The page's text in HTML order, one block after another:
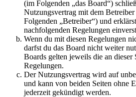
(im Folgenden „das Board“)
Nutzungsvertrag mit dem
Folgenden „Betreiber“) und
nachfolgenden Regelungen
Wenn du mit diesen Regelungen
darfst du das Board nicht weiter
Boards gelten jeweils die an
Regelungen.
Der Nutzungsvertrag wird auf
und kann von beiden Seiten ohne
jederzeit gekündigt werden.